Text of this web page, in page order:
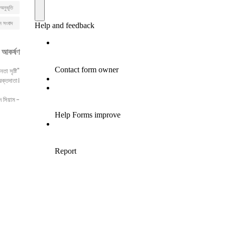
অনুভূতি
সংবাদ
আকর্ষণ
সৃষ্টি
- সৈয়ব আহমেদ সিয়াম